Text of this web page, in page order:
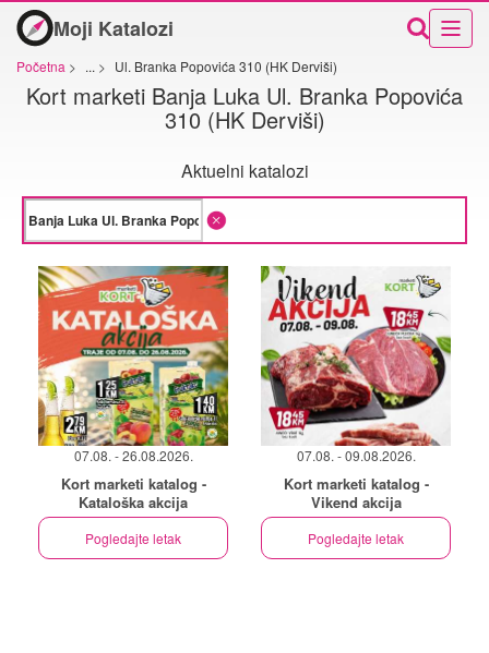
Moji Katalozi
Početna > ... > Ul. Branka Popovića 310 (HK Derviši)
Kort marketi Banja Luka Ul. Branka Popovića
310 (HK Derviši)
Aktuelni katalozi
07.08. - 26.08.2026.
Kort marketi katalog -
Kataloška akcija
Pogledajte letak
07.08. - 09.08.2026.
Kort marketi katalog -
Vikend akcija
Pogledajte letak